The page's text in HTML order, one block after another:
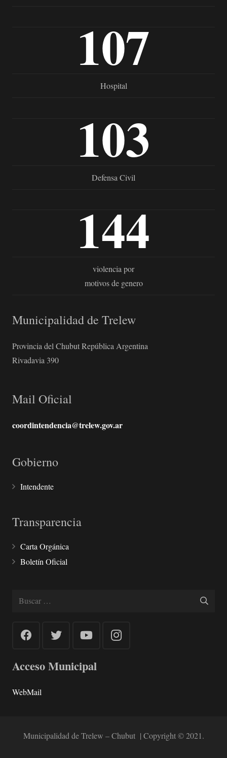
107
Hospital
103
Defensa Civil
144
violencia por
motivos de genero
Municipalidad de Trelew
Provincia del Chubut República Argentina
Rivadavia 390
Mail Oficial
coordintendencia@trelew.gov.ar
Gobierno
Intendente
Transparencia
Carta Orgánica
Boletín Oficial
Buscar:
Acceso Municipal
WebMail
Municipalidad de Trelew – Chubut | Copyright © 2021.